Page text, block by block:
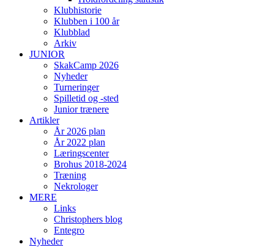
Klubhistorie
Klubben i 100 år
Klubblad
Arkiv
JUNIOR
SkakCamp 2026
Nyheder
Turneringer
Spilletid og -sted
Junior trænere
Artikler
År 2026 plan
År 2022 plan
Læringscenter
Brohus 2018-2024
Træning
Nekrologer
MERE
Links
Christophers blog
Entegro
Nyheder